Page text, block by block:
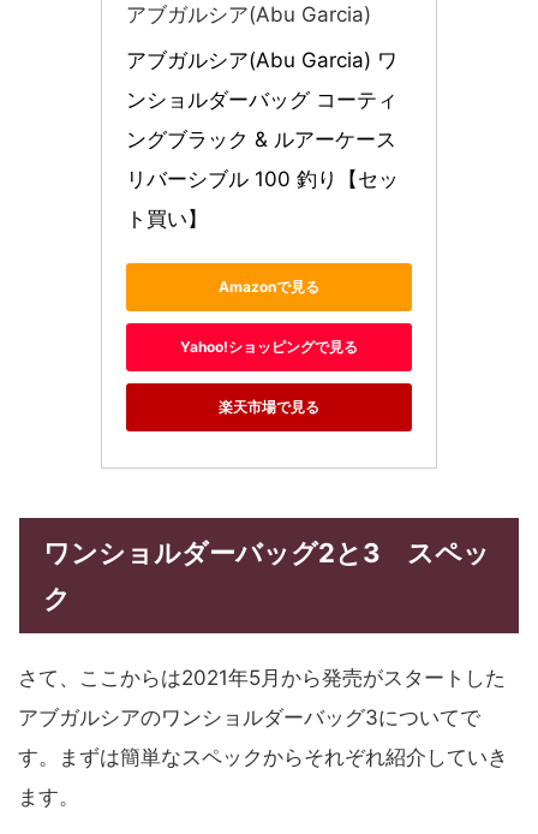
アブガルシア(Abu Garcia)
アブガルシア(Abu Garcia) ワ
ンショルダーバッグ コーティ
ングブラック & ルアーケース
リバーシブル 100 釣り【セッ
ト買い】
Amazonで見る
Yahoo!ショッピングで見る
楽天市場で見る
ワンショルダーバッグ2と3 スペッ
ク
さて、ここからは2021年5月から発売がスタートした
アブガルシアのワンショルダーバッグ3についてで
す。まずは簡単なスペックからそれぞれ紹介していき
ます。